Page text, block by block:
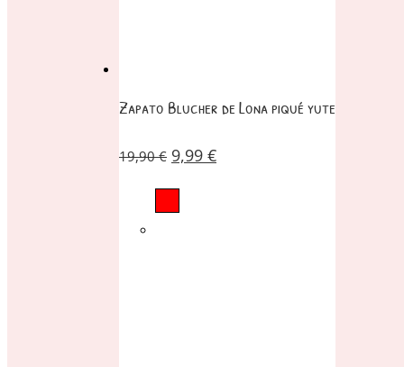
Zapato Blucher de Lona piqué yute
19,90€ 9,99 €